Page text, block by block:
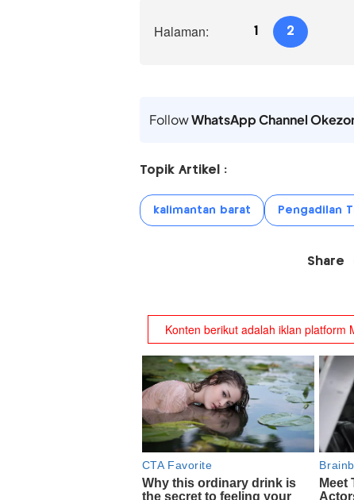
Halaman: 1 2
FollowWhatsApp Channel
Topik Artikel :
kalimantan barat Pengadilan
Share